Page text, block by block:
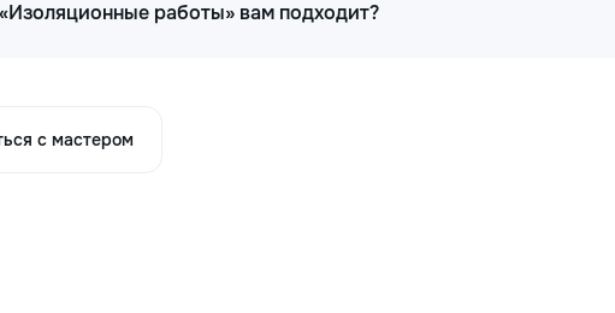
работы» вам подходит?
с мастером